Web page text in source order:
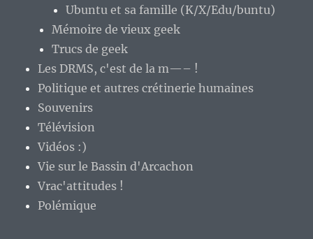
Ubuntu et sa famille (K/X/Edu/buntu)
Mémoire de vieux geek
Trucs de geek
Les DRMS, c'est de la m—– !
Politique et autres crétinerie humaines
Souvenirs
Télévision
Vidéos :)
Vie sur le Bassin d'Arcachon
Vrac'attitudes !
Polémique